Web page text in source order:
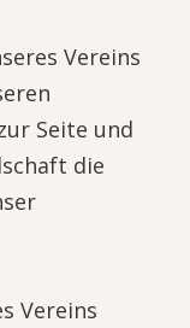
Vereins
Seite und
die
Vereins